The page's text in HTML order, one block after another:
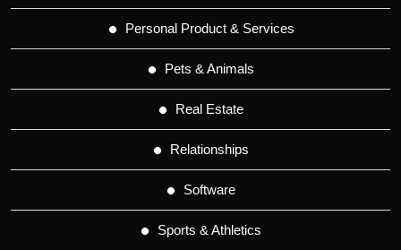
Personal Product & Services
Pets & Animals
Real Estate
Relationships
Software
Sports & Athletics